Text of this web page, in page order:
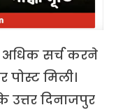
अधिक सर्च करने
मिली।
उत्तर दिनाजपुर